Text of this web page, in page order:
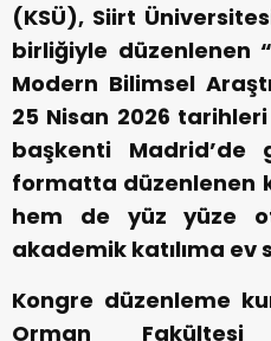
(KSÜ), Siirt
birliğiyle düzenlenen
Modern Bilimsel
25 Nisan 2026 tarihleri
başkenti Madrid’de
formatta düzenlenen
hem de yüz yüze
akademik katılıma ev
Kongre düzenleme
Orman